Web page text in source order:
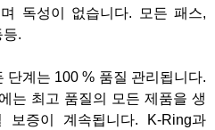
독성이 없습니다. 모든 패스,
.
계는 100 % 품질 관리됩니다.
는 최고 품질의 모든 제품을 생
증이 계속됩니다. K-Ring과